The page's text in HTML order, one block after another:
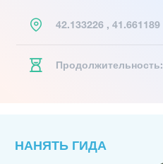
42.133226 , 41.661189
Продолжительность:
НАНЯТЬ ГИДА